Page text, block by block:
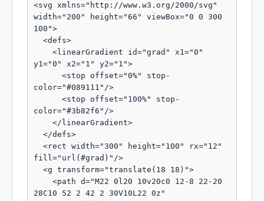
<svg xmlns="http://www.w3.org/2000/svg"
width="200" height="66" viewBox="0 0 300
100">
y1="0" x2="1" y2="1">
color="#089111"/>
color="#3b82f6"/>
fill="url(#grad)"/>
28C10 52 2 42 2 30V10L22 0z"